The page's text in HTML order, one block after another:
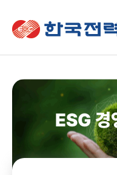
한국전력기술
ESG 경